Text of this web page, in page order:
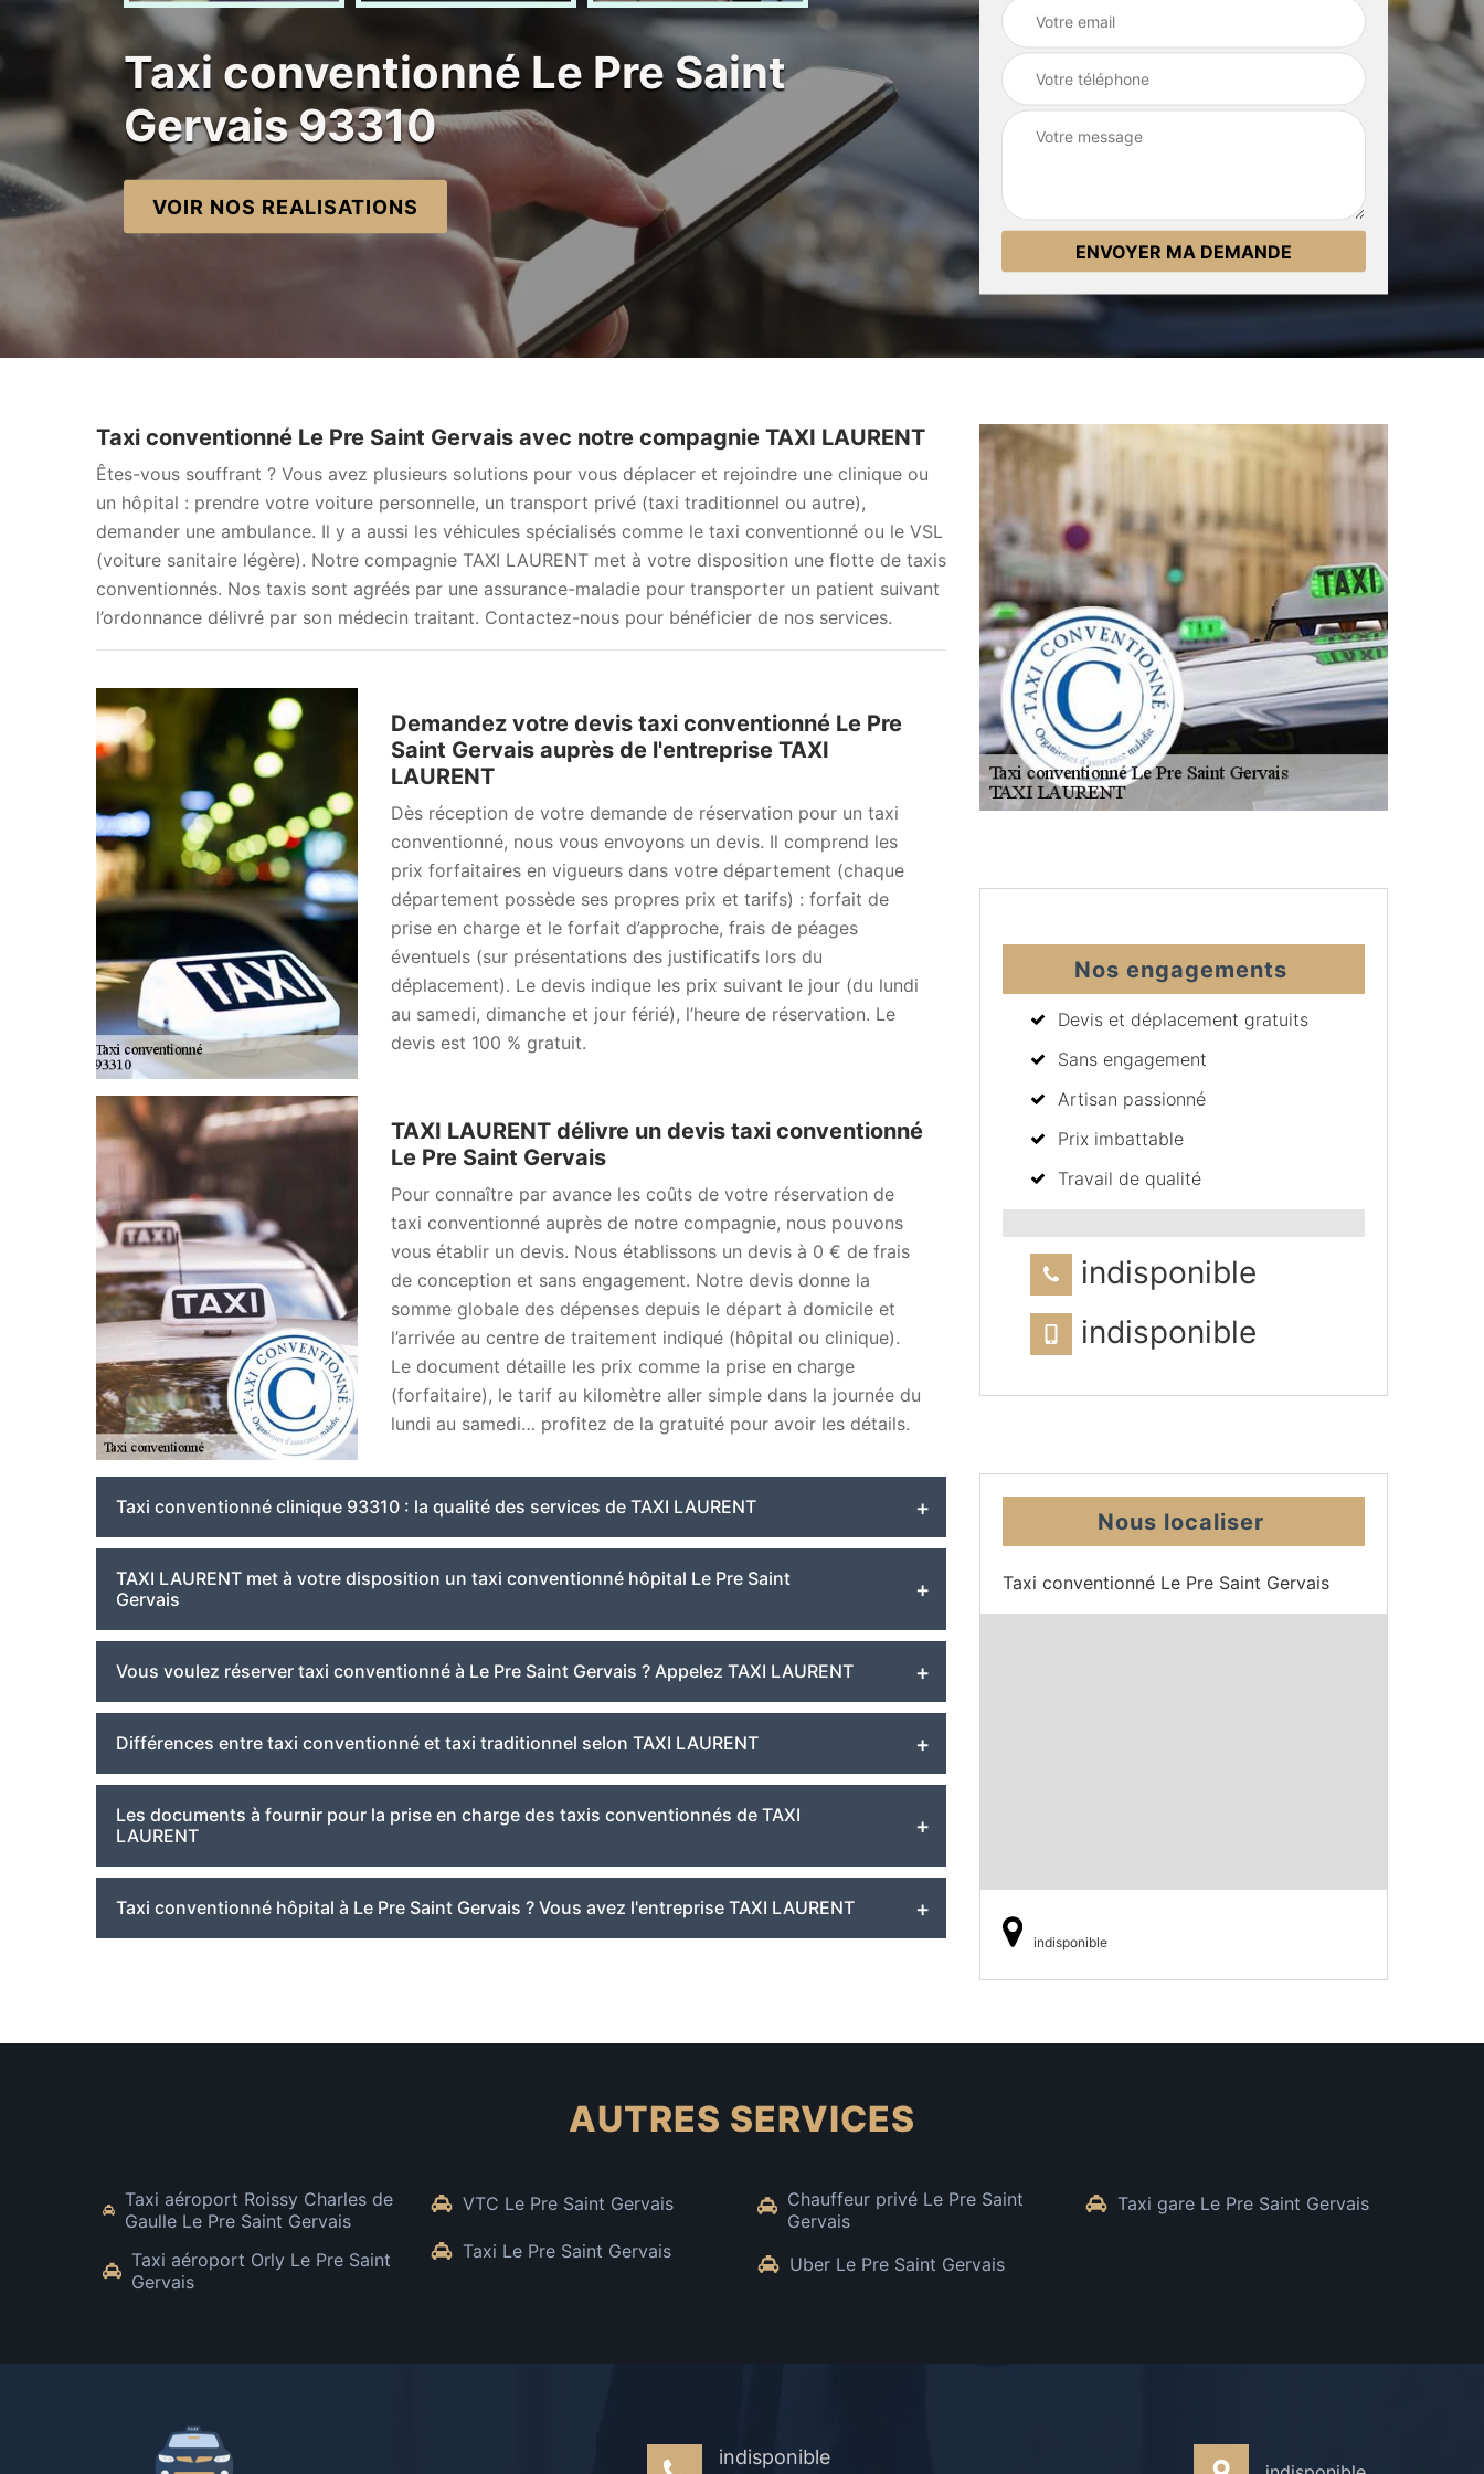
Taxi conventionné Le Pre Saint
Gervais 93310
VOIR NOS REALISATIONS
Taxi conventionné Le Pre Saint Gervais avec notre compagnie TAXI LAURENT
Êtes-vous souffrant ? Vous avez plusieurs solutions pour vous déplacer et rejoindre une clinique ou
un hôpital : prendre votre voiture personnelle, un transport privé (taxi traditionnel ou autre),
demander une ambulance. Il y a aussi les véhicules spécialisés comme le taxi conventionné ou le VSL
(voiture sanitaire légère). Notre compagnie TAXI LAURENT met à votre disposition une flotte de taxis
conventionnés. Nos taxis sont agréés par une assurance-maladie pour transporter un patient suivant
l’ordonnance délivré par son médecin traitant. Contactez-nous pour bénéficier de nos services.
Demandez votre devis taxi conventionné Le Pre
Saint Gervais auprès de l'entreprise TAXI
LAURENT
Dès réception de votre demande de réservation pour un taxi
conventionné, nous vous envoyons un devis. Il comprend les
prix forfaitaires en vigueurs dans votre département (chaque
département possède ses propres prix et tarifs) : forfait de
prise en charge et le forfait d’approche, frais de péages
éventuels (sur présentations des justificatifs lors du
déplacement). Le devis indique les prix suivant le jour (du lundi
au samedi, dimanche et jour férié), l’heure de réservation. Le
devis est 100 % gratuit.
TAXI LAURENT délivre un devis taxi conventionné
Le Pre Saint Gervais
Pour connaître par avance les coûts de votre réservation de
taxi conventionné auprès de notre compagnie, nous pouvons
vous établir un devis. Nous établissons un devis à 0 € de frais
de conception et sans engagement. Notre devis donne la
somme globale des dépenses depuis le départ à domicile et
l’arrivée au centre de traitement indiqué (hôpital ou clinique).
Le document détaille les prix comme la prise en charge
(forfaitaire), le tarif au kilomètre aller simple dans la journée du
lundi au samedi… profitez de la gratuité pour avoir les détails.
Taxi conventionné clinique 93310 : la qualité des services de TAXI LAURENT
TAXI LAURENT met à votre disposition un taxi conventionné hôpital Le Pre Saint
Gervais
Vous voulez réserver taxi conventionné à Le Pre Saint Gervais ? Appelez TAXI LAURENT
Différences entre taxi conventionné et taxi traditionnel selon TAXI LAURENT
Les documents à fournir pour la prise en charge des taxis conventionnés de TAXI
LAURENT
Taxi conventionné hôpital à Le Pre Saint Gervais ? Vous avez l'entreprise TAXI LAURENT
Nos engagements
Devis et déplacement gratuits
Sans engagement
Artisan passionné
Prix imbattable
Travail de qualité
indisponible
indisponible
Nous localiser
Taxi conventionné Le Pre Saint Gervais
indisponible
AUTRES SERVICES
Taxi aéroport Roissy Charles de
Gaulle Le Pre Saint Gervais
Taxi aéroport Orly Le Pre Saint
Gervais
VTC Le Pre Saint Gervais
Taxi Le Pre Saint Gervais
Chauffeur privé Le Pre Saint
Gervais
Uber Le Pre Saint Gervais
Taxi gare Le Pre Saint Gervais
indisponible